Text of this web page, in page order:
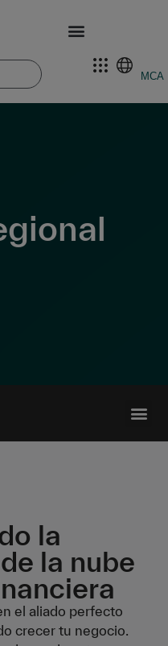
MCA
la
la nube
el aliado perfecto
crecer tu negocio.